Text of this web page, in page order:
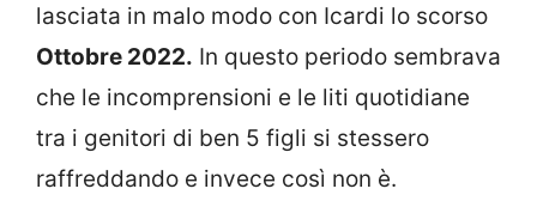
lasciata in malo modo con Icardi lo scorso
Ottobre 2022. In questo periodo sembrava
che le incomprensioni e le liti quotidiane
tra i genitori di ben 5 figli si stessero
raffreddando e invece così non è.